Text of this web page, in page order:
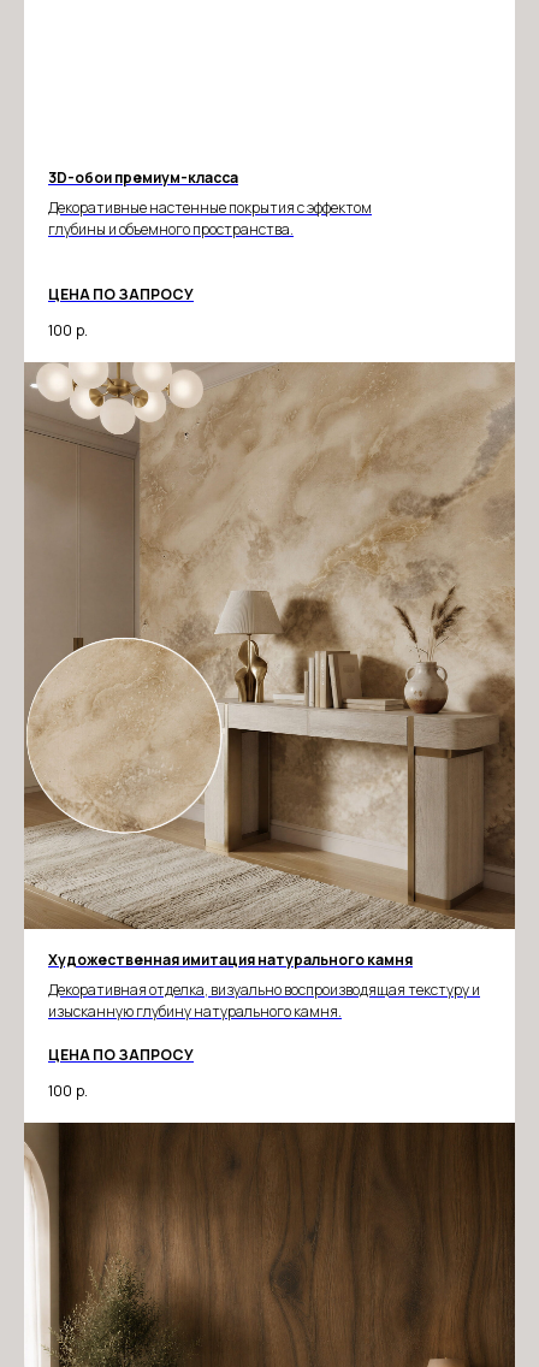
3D-обои премиум-класса
Декоративные настенные покрытия с эффектом
глубины и объемного пространства.
ЦЕНА ПО ЗАПРОСУ
100 р.
Художественная имитация натурального камня
Декоративная отделка, визуально воспроизводящая текстуру и
изысканную глубину натурального камня.
ЦЕНА ПО ЗАПРОСУ
100 р.